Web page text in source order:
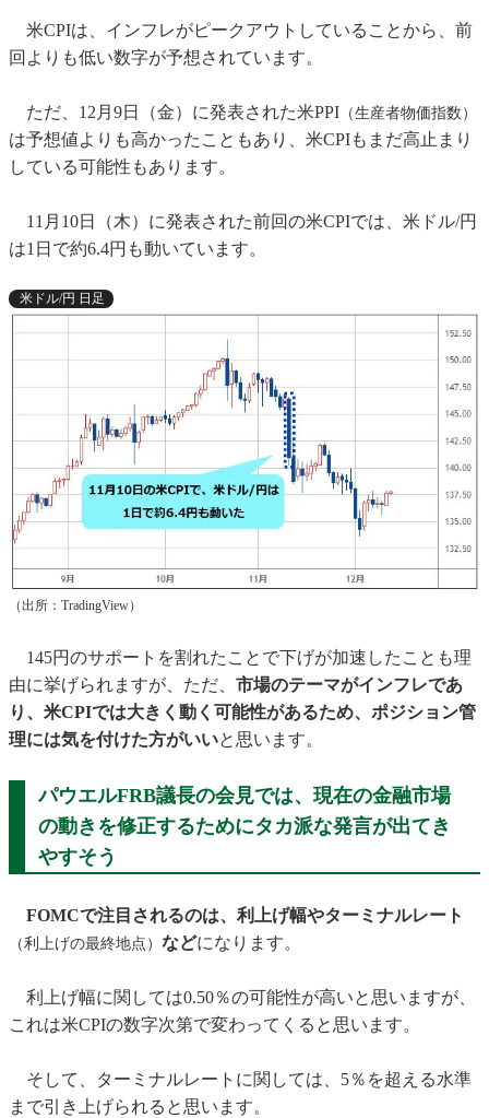
米CPIは、インフレがピークアウトしていることから、前
回よりも低い数字が予想されています。
ただ、12月9日（金）に発表された米PPI （生産者物価指数）
は予想値よりも高かったこともあり、米CPIもまだ高止まり
している可能性もあります。
11月10日（木）に発表された前回の米CPIでは、米ドル/円
は1日で約6.4円も動いています。
米ドル/円 日足
（出所：TradingView）
145円のサポートを割れたことで下げが加速したことも理
由に挙げられますが、ただ、 市場のテーマがインフレであ
り、米CPIでは大きく動く可能性があるため、ポジション管
理には気を付けた方がいいと思います。
パウエルFRB議長の会見では、現在の金融市場
の動きを修正するためにタカ派な発言が出てき
やすそう
FOMCで注目されるのは、利上げ幅やターミナルレート
（利上げの最終地点） などになります。
利上げ幅に関しては0.50％の可能性が高いと思いますが、
これは米CPIの数字次第で変わってくると思います。
そして、ターミナルレートに関しては、5％を超える水準
まで引き上げられると思います。